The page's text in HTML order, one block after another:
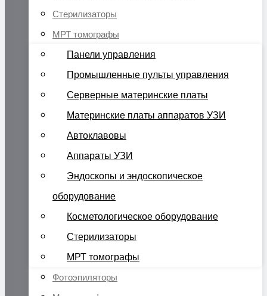
Стерилизаторы
МРТ томографы
Панели управления
Промышленные пульты управления
Серверные материнские платы
Материнские платы аппаратов УЗИ
Автоклавовы
Аппараты УЗИ
Эндоскопы и эндоскопическое
оборудование
Косметологическое оборудование
Стерилизаторы
МРТ томографы
Фотоэпиляторы